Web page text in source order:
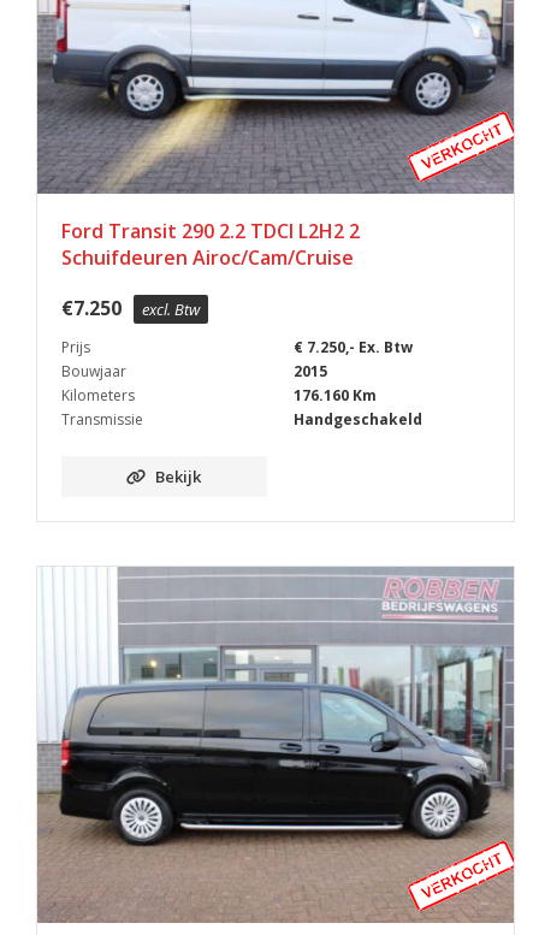
Ford Transit 290 2.2 TDCI L2H2 2
Schuifdeuren Airoc/Cam/Cruise
€7.250 excl. Btw
Prijs
€ 7.250,- Ex. Btw
Bouwjaar
2015
Kilometers
176.160 Km
Transmissie
Handgeschakeld
Bekijk